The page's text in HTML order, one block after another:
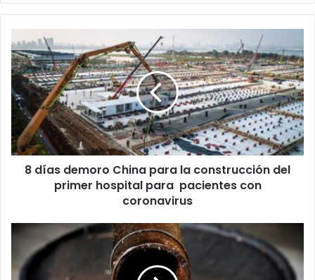
días
demoro
China
para
construcción
del
primer
hospital
coronavirus
8 días demoro China para la construcción del
primer hospital para pacientes con
coronavirus
coronavirus
chino
hace